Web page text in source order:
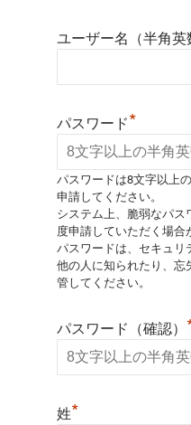
ユーザー名（半角英
パスワード*
パスワードは8文字以上
申請してください。
システム上、脆弱なパ
度申請していただく場合
パスワードは、セキュリ
他の人に知られたり、
管してください。
パスワード（確認）
姓*